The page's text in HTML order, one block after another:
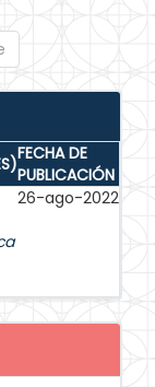
FECHA DE
PUBLICACIÓN
26-ago-2022